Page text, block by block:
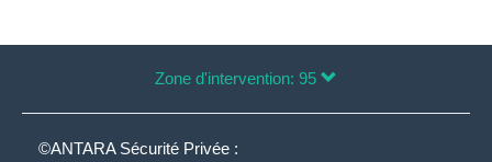
Zone d'intervention: 95
©ANTARA Sécurité Privée :